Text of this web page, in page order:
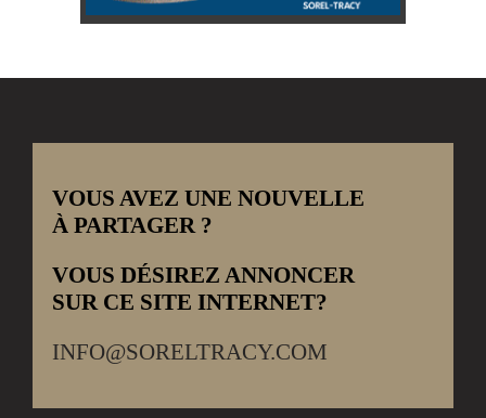
VOUS AVEZ UNE NOUVELLE
À PARTAGER ?
VOUS DÉSIREZ ANNONCER
SUR CE SITE INTERNET?
INFO@SORELTRACY.COM